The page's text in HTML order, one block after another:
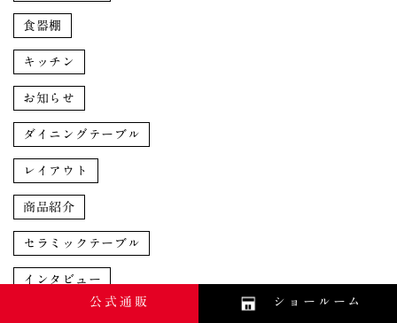
食器棚
キッチン
お知らせ
ダイニングテーブル
レイアウト
商品紹介
セラミックテーブル
インタビュー
ショールーム
公式通販